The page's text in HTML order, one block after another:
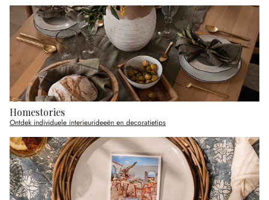
Homestories
Ontdek individuele interieurideeën en decoratietips